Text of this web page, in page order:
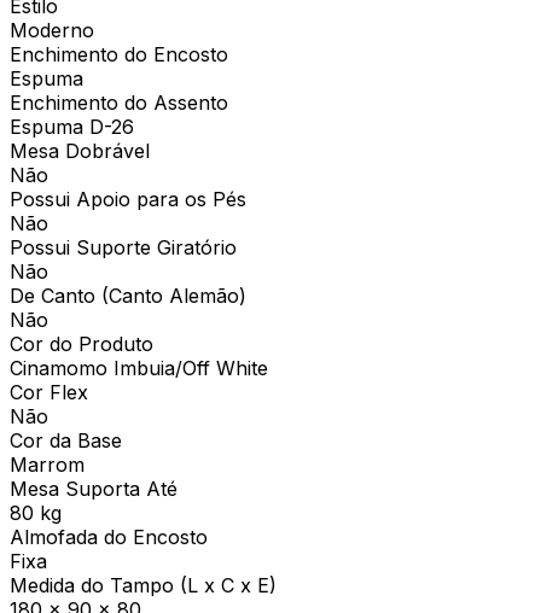
Estilo
Moderno
Enchimento do Encosto
Espuma
Enchimento do Assento
Espuma D-26
Mesa Dobrável
Não
Possui Apoio para os Pés
Não
Possui Suporte Giratório
Não
De Canto (Canto Alemão)
Não
Cor do Produto
Cinamomo Imbuia/Off White
Cor Flex
Não
Cor da Base
Marrom
Mesa Suporta Até
80 kg
Almofada do Encosto
Fixa
Medida do Tampo (L x C x E)